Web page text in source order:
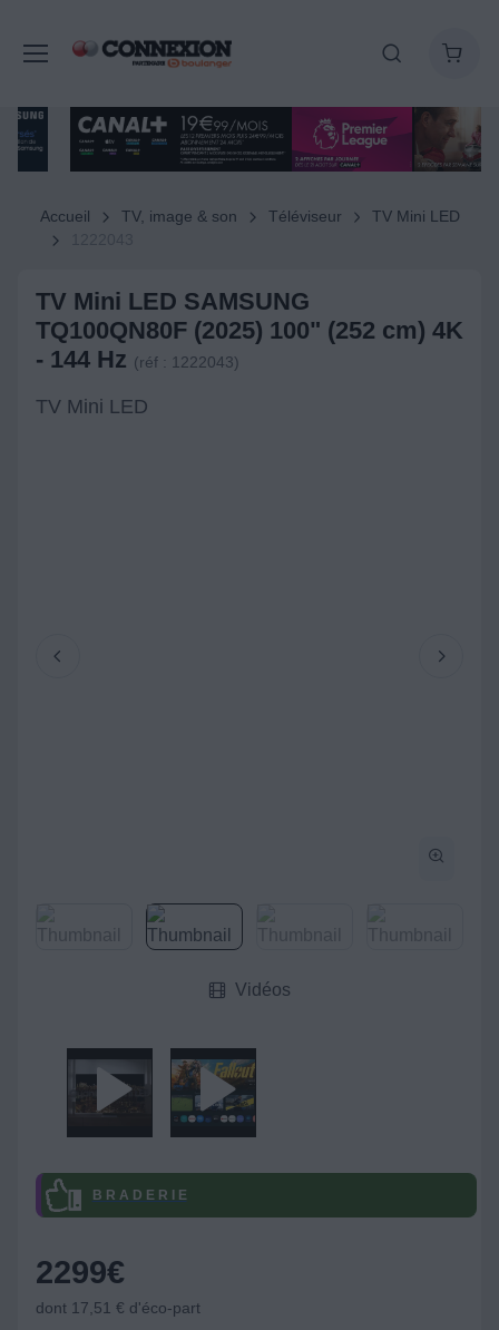
Accueil TV, image & son Téléviseur
TV Mini LED
TV Mini LED SAMSUNG
TQ100QN80F (2025) 100" (252 cm) 4K
- 144 Hz (réf : 1222043)
TV Mini LED
Vidéos
B R A D E R I E
2299€
dont 17,51 € d'éco-part